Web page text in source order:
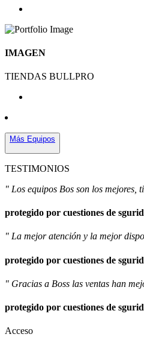
IMAGEN
TIENDAS BULLPRO
Más Equipos
TESTIMONIOS
" Los equipos Bos son los mejores,
protegido por cuestiones de
" La mejor atención y la mejor
protegido por cuestiones de
" Gracias a Boss las ventas han
protegido por cuestiones de
Acceso